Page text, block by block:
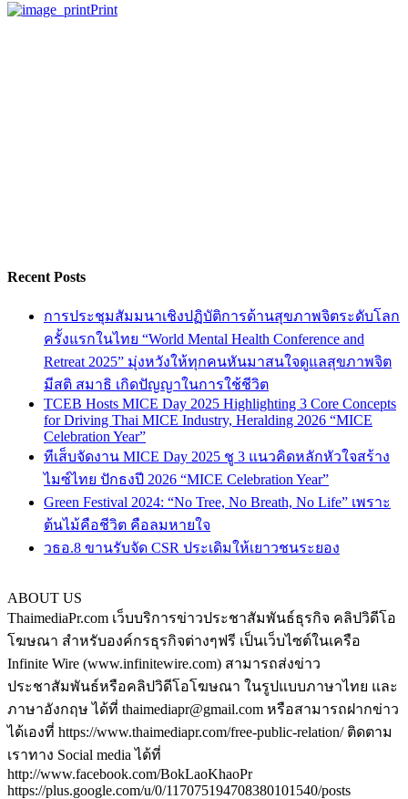
Print
Recent Posts
การประชุมสัมมนาเชิงปฏิบัติการด้านสุขภาพจิตระดับโลก
ครั้งแรกในไทย “World Mental Health Conference and
Retreat 2025” มุ่งหวังให้ทุกคนหันมาสนใจดูแลสุขภาพจิต
มีสติ สมาธิ เกิดปัญญาในการใช้ชีวิต
TCEB Hosts MICE Day 2025 Highlighting 3 Core Concepts
for Driving Thai MICE Industry, Heralding 2026 “MICE
Celebration Year”
ทีเส็บจัดงาน MICE Day 2025 ชู 3 แนวคิดหลักหัวใจสร้าง
ไมซ์ไทย ปักธงปี 2026 “MICE Celebration Year”
Green Festival 2024: “No Tree, No Breath, No Life” เพราะ
ต้นไม้คือชีวิต คือลมหายใจ
วธอ.8 ขานรับจัด CSR ประเดิมให้เยาวชนระยอง
ABOUT US
ThaimediaPr.com เว็บบริการข่าวประชาสัมพันธ์ธุรกิจ คลิปวิดีโอ
โฆษณา สำหรับองค์กรธุรกิจต่างๆฟรี เป็นเว็บไซต์ในเครือ
Infinite Wire (www.infinitewire.com) สามารถส่งข่าว
ประชาสัมพันธ์หรือคลิปวิดีโอโฆษณา ในรูปแบบภาษาไทย และ
ภาษาอังกฤษ ได้ที่ thaimediapr@gmail.com หรือสามารถฝากข่าว
ได้เองที่ https://www.thaimediapr.com/free-public-relation/ ติดตาม
เราทาง Social media ได้ที่
http://www.facebook.com/BokLaoKhaoPr
https://plus.google.com/u/0/117075194708380101540/posts